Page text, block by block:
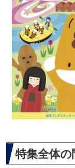
特集全体の